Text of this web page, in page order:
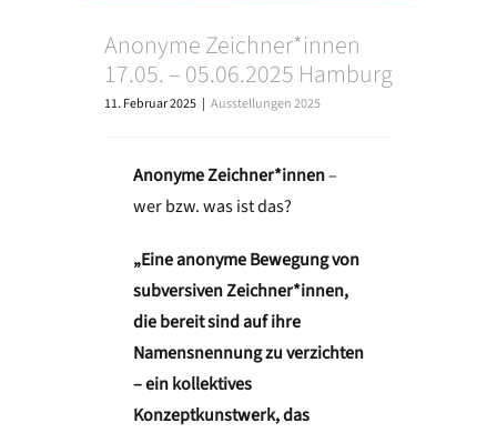
Anonyme Zeichner*innen
17.05. – 05.06.2025 Hamburg
11. Februar 2025 | Ausstellungen 2025
Anonyme Zeichner*innen–
wer bzw. was ist das?
„Eine anonyme Bewegung von
subversiven Zeichner*innen,
die bereit sind auf ihre
Namensnennung zu verzichten
– ein kollektives
Konzeptkunstwerk, das